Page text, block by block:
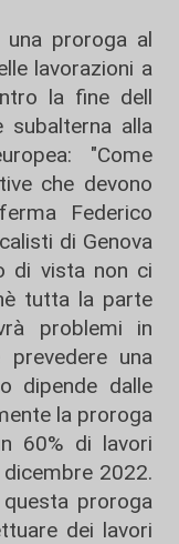
una proroga al
lavorazioni a
la fine dell
subalterna alla
"Come
che devono
Federico
di Genova
di vista non ci
tutta la parte
problemi in
una
dipende dalle
la proroga
60% di lavori
2022.
proroga
dei lavori